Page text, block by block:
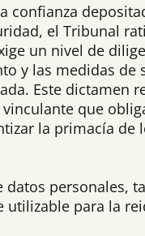
confianza
el Tribunal
un nivel de
y las medidas de
Este dictamen
que
la primacía de
personales,
para la